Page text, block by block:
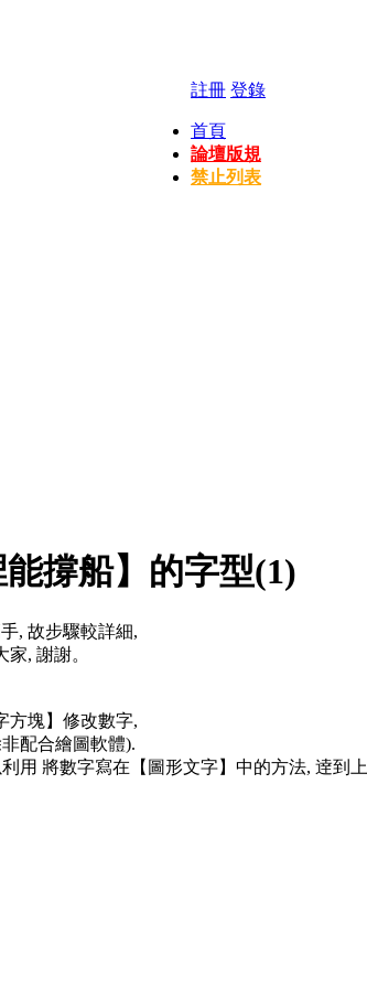
註冊 登錄
首頁
論壇版規
禁止列表
撐船】的字型(1)
, 故步驟較詳細,
, 謝謝。
方塊】修改數字,
配合繪圖軟體).
用 將數字寫在【圖形文字】中的方法, 逹到上